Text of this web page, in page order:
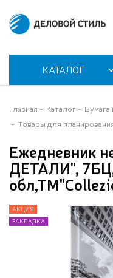
КАТАЛОГ
Главная Каталог
Товары для
Ежедневник
ДЕТАЛИ",
АКЦИЯ
ЗАКЛАДКА
АКЦИЯ
ЗАКЛАДКА